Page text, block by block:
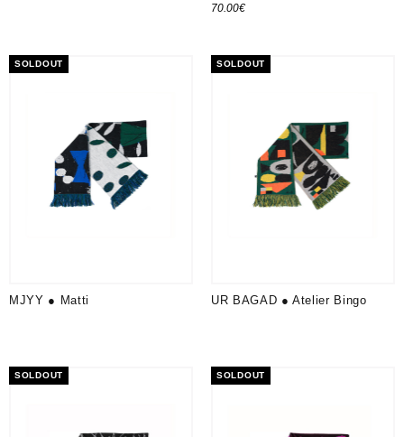
70.00€
SOLDOUT
MJYY ● Matti
SOLDOUT
UR BAGAD ● Atelier Bingo
SOLDOUT SOLDOUT